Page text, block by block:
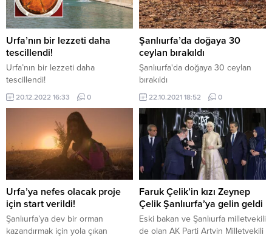
Urfa’nın bir lezzeti daha
tescillendi!
Urfa’nın bir lezzeti daha
tescillendi!
20.12.2022 16:33 0
Şanlıurfa’da doğaya 30
ceylan bırakıldı
Şanlıurfa'da doğaya 30 ceylan
bırakıldı
22.10.2021 18:52 0
Urfa’ya nefes olacak proje
için start verildi!
Şanlıurfa’ya dev bir orman
kazandırmak için yola çıkan
Faruk Çelik’in kızı Zeynep
Çelik Şanlıurfa’ya gelin geldi
Eski bakan ve Şanlıurfa milletvekili
de olan AK Parti Artvin Milletvekili